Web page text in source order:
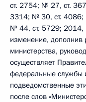
ст. 2754; № 27, ст.
3314; № 30, ст.
№ 44, ст. 5729;
изменение,
министерства,
осуществляет
федеральные службы
подведомственные
после слов